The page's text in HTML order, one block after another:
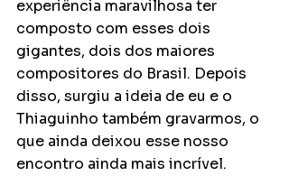
experiência maravilhosa ter
composto com esses dois
gigantes, dois dos maiores
compositores do Brasil. Depois
disso, surgiu a ideia de eu e o
Thiaguinho também gravarmos, o
que ainda deixou esse nosso
encontro ainda mais incrível.